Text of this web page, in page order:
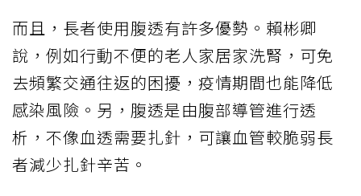
而且，長者使用腹透有許多優勢。賴彬卿
說，例如行動不便的老人家居家洗腎，可免
去頻繁交通往返的困擾，疫情期間也能降低
感染風險。另，腹透是由腹部導管進行透
析，不像血透需要扎針，可讓血管較脆弱長
者減少扎針辛苦。